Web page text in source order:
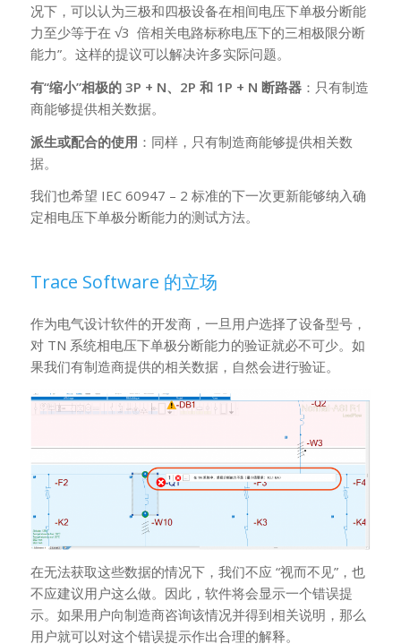
况下，可以认为三极和四极设备在相间电压下单极分断能
力至少等于在 √3 倍相关电路标称电压下的三相极限分断
能力”。这样的提议可以解决许多实际问题。
有“缩小”相极的 3P + N、2P 和 1P + N 断路器：只有制造
商能够提供相关数据。
派生或配合的使用 ：同样，只有制造商能够提供相关数
据。
我们也希望 IEC 60947 – 2 标准的下一次更新能够纳入确
定相电压下单极分断能力的测试方法。
Trace Software 的立场
作为电气设计软件的开发商，一旦用户选择了设备型号，
对 TN 系统相电压下单极分断能力的验证就必不可少。如
果我们有制造商提供的相关数据，自然会进行验证。
在无法获取这些数据的情况下，我们不应 “视而不见”，也
不应建议用户这么做。因此，软件将会显示一个错误提
示。如果用户向制造商咨询该情况并得到相关说明，那么
用户就可以对这个错误提示作出合理的解释。